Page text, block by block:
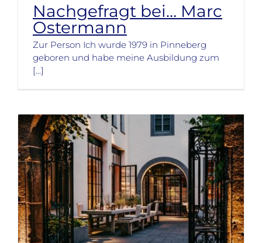
Nachgefragt bei… Marc
Ostermann
Zur Person Ich wurde 1979 in Pinneberg
geboren und habe meine Ausbildung zum
[...]